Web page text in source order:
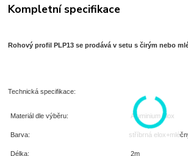
Kompletní specifikace
Rohový profil PLP13 se prodává v setu s čirým nebo
Technická specifikace:
Materiál dle výběru: Aluminium elox
Barva: stříbrná
Délka: 2m